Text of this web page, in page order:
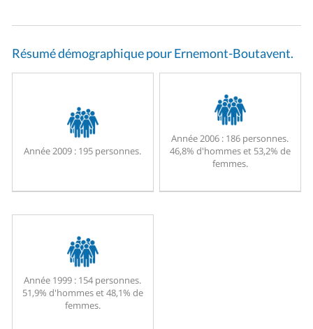
Résumé démographique pour Ernemont-Boutavent.
Année 2009 : 195 personnes.
Année 2006 : 186 personnes.
46,8% d'hommes et 53,2% de
femmes.
Année 1999 : 154 personnes.
51,9% d'hommes et 48,1% de
femmes.